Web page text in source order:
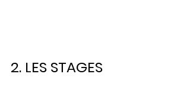
2. LES STAGES